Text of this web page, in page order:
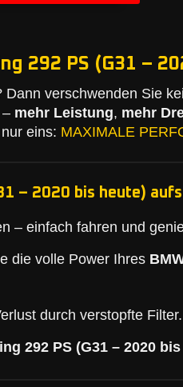
292 PS (G31 –
Dann verschwenden Sie
mehr Leistung, mehr
eins: MAXIMALE
– 2020 bis heute)
– einfach fahren und
die volle Power Ihres
durch verstopfte Filter.
292 PS (G31 – 2020